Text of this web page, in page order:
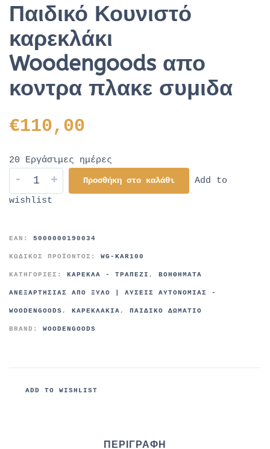
Παιδικό Κουνιστό
καρεκλάκι
Woodengoods απο
κοντρα πλακε συμιδα
€110,00
20 Εργάσιμες ημέρες
- + Προσθήκη στο καλάθι
Add to
wishlist
EAN: 5000000190034
ΚΩΔΙΚΌΣ ΠΡΟΪΌΝΤΟΣ: WG-KAR100
ΚΑΤΗΓΟΡΊΕΣ: ΚΑΡΈΚΛΑ - ΤΡΑΠΈΖΙ , ΒΟΗΘΉΜΑΤΑ
ΑΝΕΞΑΡΤΗΣΊΑΣ ΑΠΌ ΞΎΛΟ | ΛΎΣΕΙΣ ΑΥΤΟΝΟΜΊΑΣ -
WOODENGOODS , ΚΑΡΕΚΛΆΚΙΑ , ΠΑΙΔΙΚΌ ΔΩΜΆΤΙΟ
BRAND: WOODENGOODS
ADD TO WISHLIST